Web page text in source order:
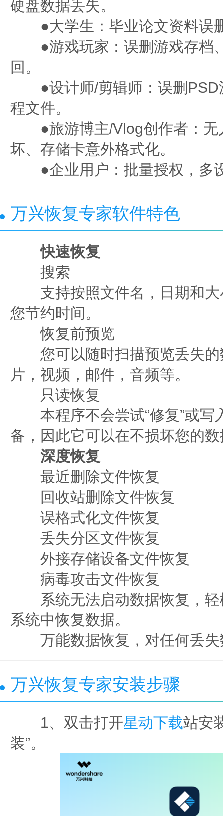
硬盘数据丢失。
●大学生：毕业论文资料误
●游戏玩家：误删游戏存档
回。
●设计师/剪辑师：误删PSD
程文件。
●旅游博主/Vlog创作者：无
坏、存储卡意外格式化。
●企业用户：批量授权，多
万兴恢复专家软件特色
快速恢复
搜索
支持按照文件名，日期和大
您节约时间。
恢复前预览
您可以随时扫描预览丢失的
片，视频，邮件，音频等。
只读恢复
本程序不会尝试“修复”或写
备，因此它可以在不损坏您的
深度恢复
最近删除文件恢复
回收站删除文件恢复
误格式化文件恢复
丢失分区文件恢复
外接存储设备文件恢复
病毒攻击文件恢复
系统无法启动数据恢复，轻
系统中恢复数据。
万能数据恢复，对任何丢失
万兴恢复专家安装步骤
1、双击打开星动下载站安
装”。